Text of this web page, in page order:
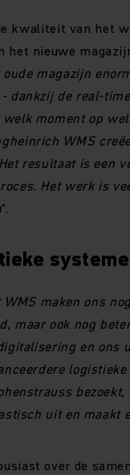
kwaliteit van het
nieuwe
magazijn
dankzij de real-
moment op
WMS
resultaat is een
Het werk is
".
maken ons
maar ook nog
en ons
uit en maakt
over de